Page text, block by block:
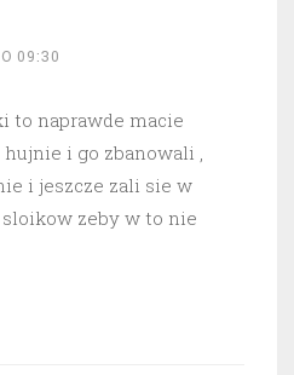
09:30
to naprawde macie
i go zbanowali ,
i jeszcze zali sie w
zeby w to nie